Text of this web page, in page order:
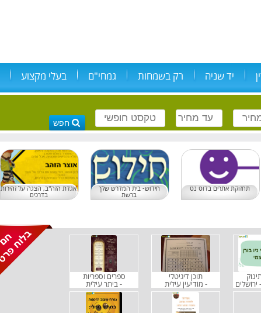
יד שניה רק בשמחות גמחי"ם בעלי מקצוע
תחזוקת אתרים בדוט נט חידוש- בית המדרש שלך
ברשת
אגדת הזה"ב, הצגה על זהירות
בדרכים
ירושלים
תוכן דיגיטלי
- מודיעין עילית
ספרים וספריות
- ביתר עילית